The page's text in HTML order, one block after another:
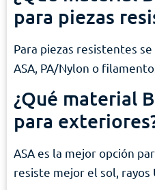
para piezas
Para piezas resistentes se
ASA, PA/Nylon o
¿Qué material
para
ASA es la mejor opción
resiste mejor el sol, rayos